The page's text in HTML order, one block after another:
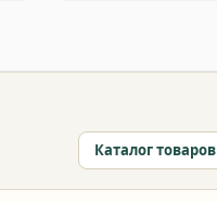
Каталог товаров